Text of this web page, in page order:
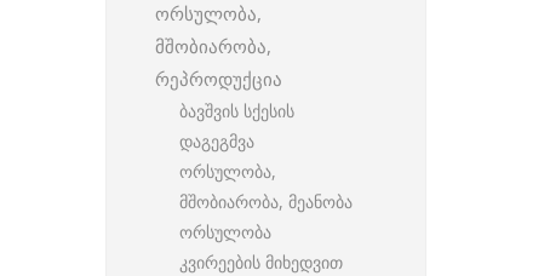
ორსულობა,
მშობიარობა,
რეპროდუქცია
ბავშვის სქესის
დაგეგმვა
ორსულობა,
მშობიარობა, მეანობა
ორსულობა
კვირეების მიხედვით